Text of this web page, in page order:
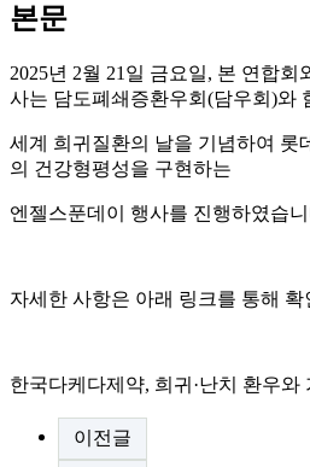
본문
2025년 2월 21일 금요일, 본 연합회
사는 담도폐쇄증환우회(담우회)와
세계 희귀질환의 날을 기념하여 롯
의 건강형평성을 구현하는
엔젤스푼데이 행사를 진행하였습
자세한 사항은 아래 링크를 통해
한국다케다제약, 희귀·난치 환우와
이전글